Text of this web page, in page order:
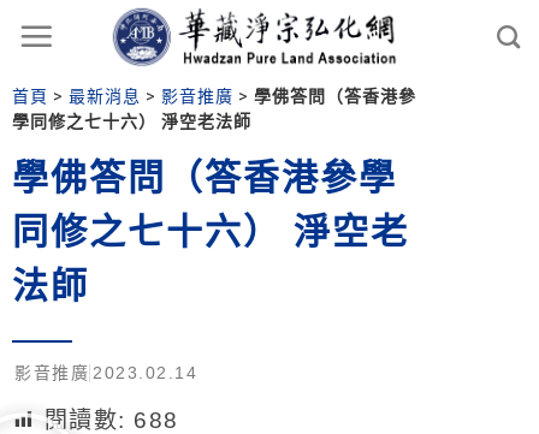
首頁 > 最新消息 > 影音推廣 > 學佛答問（答香港參
學同修之七十六） 淨空老法師
學佛答問（答香港參學
同修之七十六） 淨空老
法師
影音推廣 2023.02.14
閱讀數: 688